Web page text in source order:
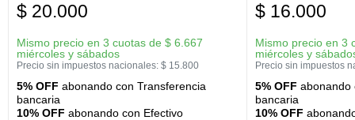
$ 20.000
Mismo precio en 3 cuotas de $ 6.667
miércoles y sábados
Precio sin impuestos nacionales: $ 15.800
5% OFF abonando con Transferencia
bancaria
10% OFF abonando con Efectivo
$ 16.000
Mismo precio en 3
miércoles y
Precio sin impuestos
5% OFF abonando
bancaria
10% OFF